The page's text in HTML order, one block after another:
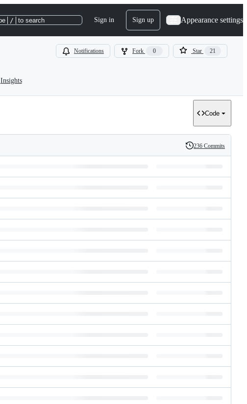
/ to search Sign in Sign up Appearance settings
Notifications Fork 0 Star 21
Insights
Code
History
236 Commits